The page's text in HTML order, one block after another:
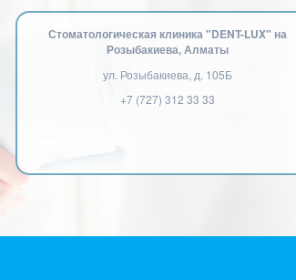
Стоматологическая клиника "DENT-LUX" на
Розыбакиева, Алматы
ул. Розыбакиева, д. 105Б
+7 (727) 312 33 33